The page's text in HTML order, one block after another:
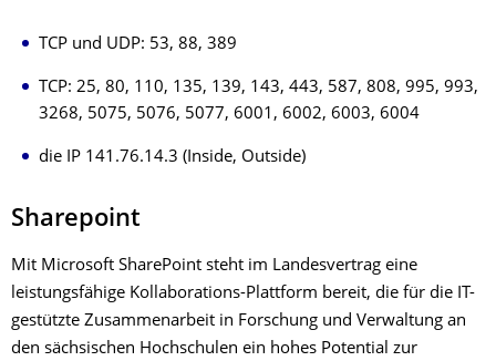
TCP und UDP: 53, 88, 389
TCP: 25, 80, 110, 135, 139, 143, 443, 587, 808, 995, 993,
3268, 5075, 5076, 5077, 6001, 6002, 6003, 6004
die IP 141.76.14.3 (Inside, Outside)
Sharepoint
Mit Microsoft SharePoint steht im Landesvertrag eine
leistungsfähige Kollaborations-Plattform bereit, die für die IT-
gestützte Zusammenarbeit in Forschung und Verwaltung an
den sächsischen Hochschulen ein hohes Potential zur